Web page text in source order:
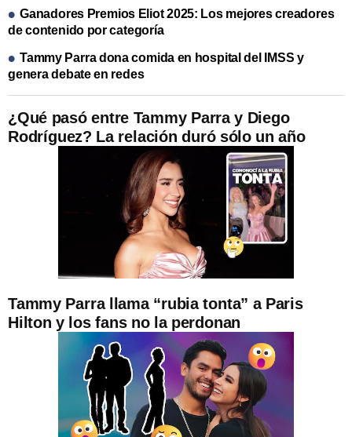
¿Qué pasó entre Tammy Parra y Diego
Rodríguez? La relación duró sólo un año
Tammy Parra llama “rubia tonta” a Paris
Hilton y los fans no la perdonan
Ganadores Premios Eliot 2025: Los mejores creadores
de contenido por categoría
Tammy Parra dona comida en hospital del IMSS y
genera debate en redes